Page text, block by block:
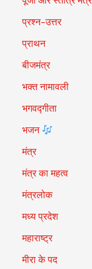
प्रश्न-उत्तर
प्राथन
बीजमंत्र
भक्त नामावली
भगवद्गीता
भजन
मंत्र
मंत्र का महत्व
मंत्रलोक
मध्य प्रदेश
महाराष्ट्र
मीरा के पद